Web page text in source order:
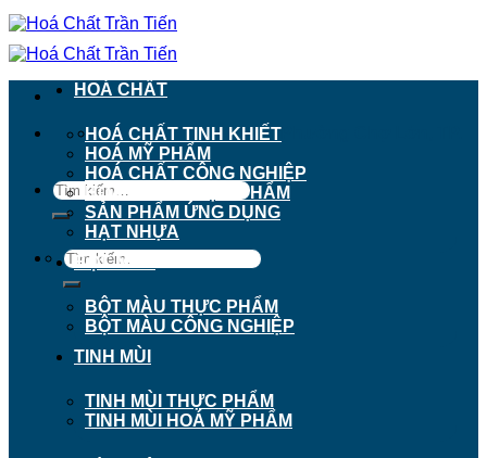
Chuyển
đến
nội
911 - 913 Nguyễn Trãi, Phường Chợ Lớn, TP.
Hồ Chí Minh
Tìm
kiếm:
Tìm
kiếm:
HOÁ CHẤT
HOÁ CHẤT TINH KHIẾT
HOÁ MỸ PHẨM
HOÁ CHẤT CÔNG NGHIỆP
HOÁ CHẤT THỰC PHẨM
SẢN PHẨM ỨNG DỤNG
HẠT NHỰA
BỘT MÀU
BỘT MÀU THỰC PHẨM
BỘT MÀU CÔNG NGHIỆP
TINH MÙI
TINH MÙI THỰC PHẨM
TINH MÙI HOÁ MỸ PHẨM